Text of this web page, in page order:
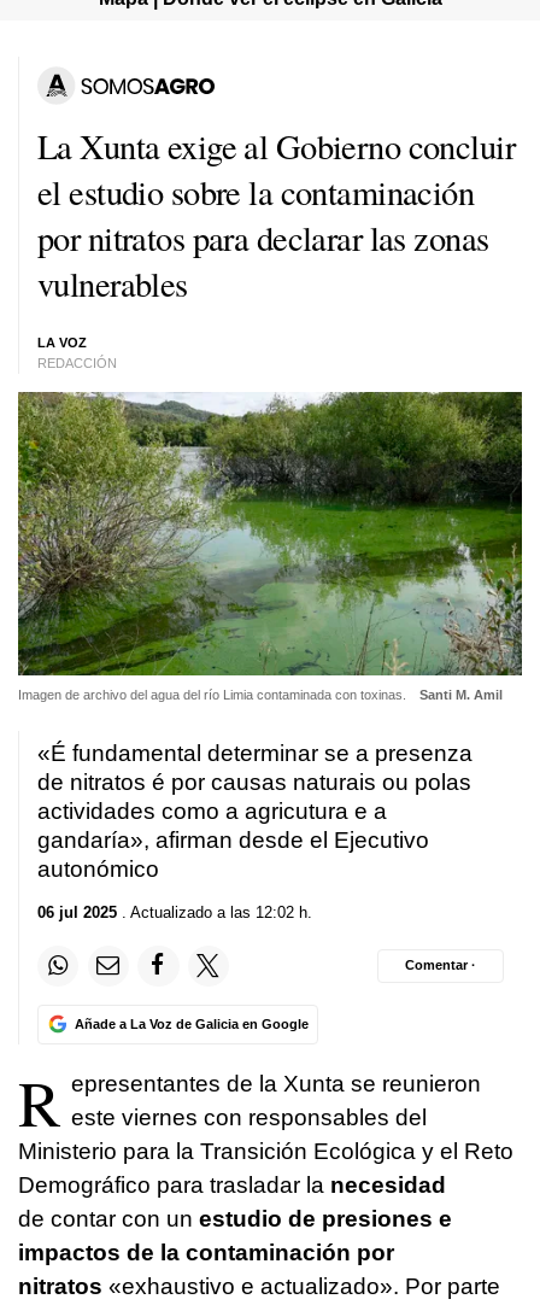
La Xunta exige al Gobierno concluir
el estudio sobre la contaminación
por nitratos para declarar las zonas
vulnerables
LA VOZ
REDACCIÓN
Imagen de archivo del agua del río Limia contaminada con toxinas. Santi M. Amil
«É fundamental determinar se a presenza
de nitratos é por causas naturais ou polas
actividades como a agricutura e a
gandaría», afirman desde el Ejecutivo
autonómico
06 jul 2025 . Actualizado a las 12:02 h.
Añade a La Voz de Galicia en Google
Comentar ·
R epresentantes de la Xunta se reunieron
este viernes con responsables del
Ministerio para la Transición Ecológica y el Reto
Demográfico para trasladar la necesidad
de contar con un estudio de presiones e
impactos de la contaminación por
nitratos «exhaustivo e actualizado». Por parte